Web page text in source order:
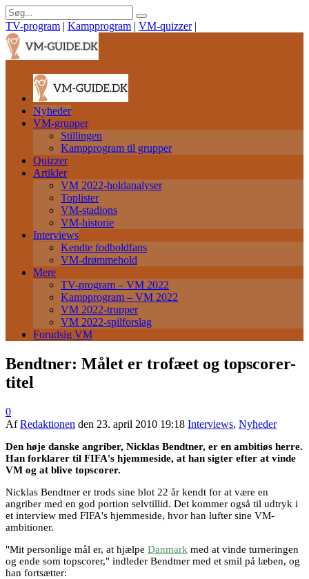
TV-program | Kampprogram | VM-quizzer |
Nyheder
VM-grupper
Stillingen
Kampprogram til grupper
Quizzer
Artikler
VM 2022-holdanalyser
Toplister
VM-stadions
VM-historie
Interviews
Kendte fodboldfans
VM-drømmehold
Mere
TV-program – VM 2022
Kampprogram – VM 2022
VM 2022-trupper
VM 2022-spilforslag
Forudsig VM
Bendtner: Målet er trofæet og topscorer-
titel
0
AfRedaktionen den 23. april 2010 19:18 Interviews, Nyheder
Den høje danske angriber, Nicklas Bendtner, er en ambitiøs herre.
Han forklarer til FIFA's hjemmeside, at han sigter efter at vinde
VM og at blive topscorer.
Nicklas Bendtner er trods sine blot 22 år kendt for at være en
angriber med en god portion selvtillid. Det kommer også til udtryk i
et interview med FIFA's hjemmeside, hvor han lufter sine VM-
ambitioner.
"Mit personlige mål er, at hjælpe Danmark med at vinde turneringen
og ende som topscorer," indleder Bendtner med et smil på læben, og
han fortsætter: